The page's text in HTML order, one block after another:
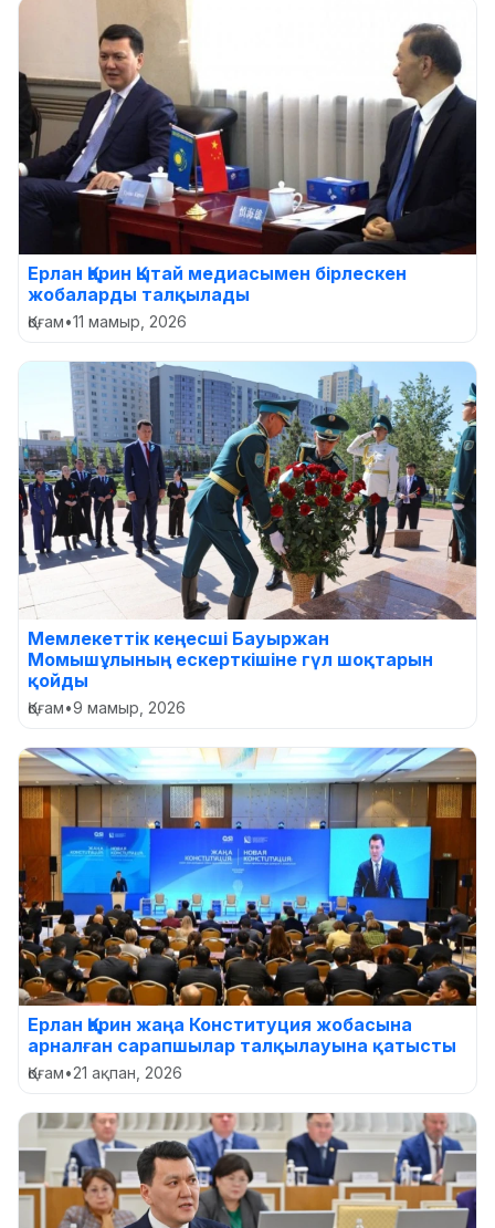
Ерлан Қарин Қытай медиасымен бірлескен
жобаларды талқылады
Қоғам•11 мамыр, 2026
Мемлекеттік кеңесші Бауыржан
Момышұлының ескерткішіне гүл шоқтарын
қойды
Қоғам•9 мамыр, 2026
Ерлан Қарин жаңа Конституция жобасына
арналған сарапшылар талқылауына қатысты
Қоғам•21 ақпан, 2026